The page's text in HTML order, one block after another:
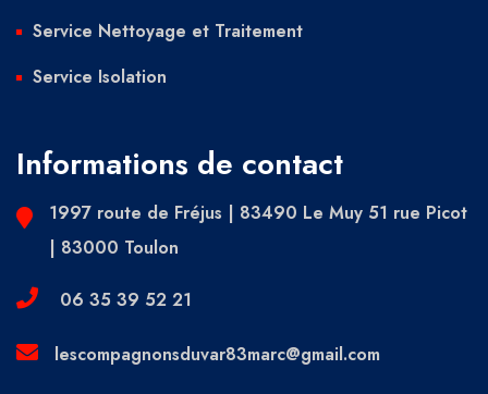
Service Nettoyage et Traitement
Service Isolation
Informations de contact
1997 route de Fréjus | 83490 Le Muy 51 rue Picot
| 83000 Toulon
06 35 39 52 21
lescompagnonsduvar83marc@gmail.com